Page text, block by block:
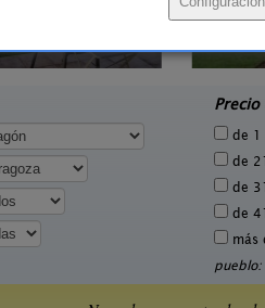
de 1
de
de
de
más
pueblo: